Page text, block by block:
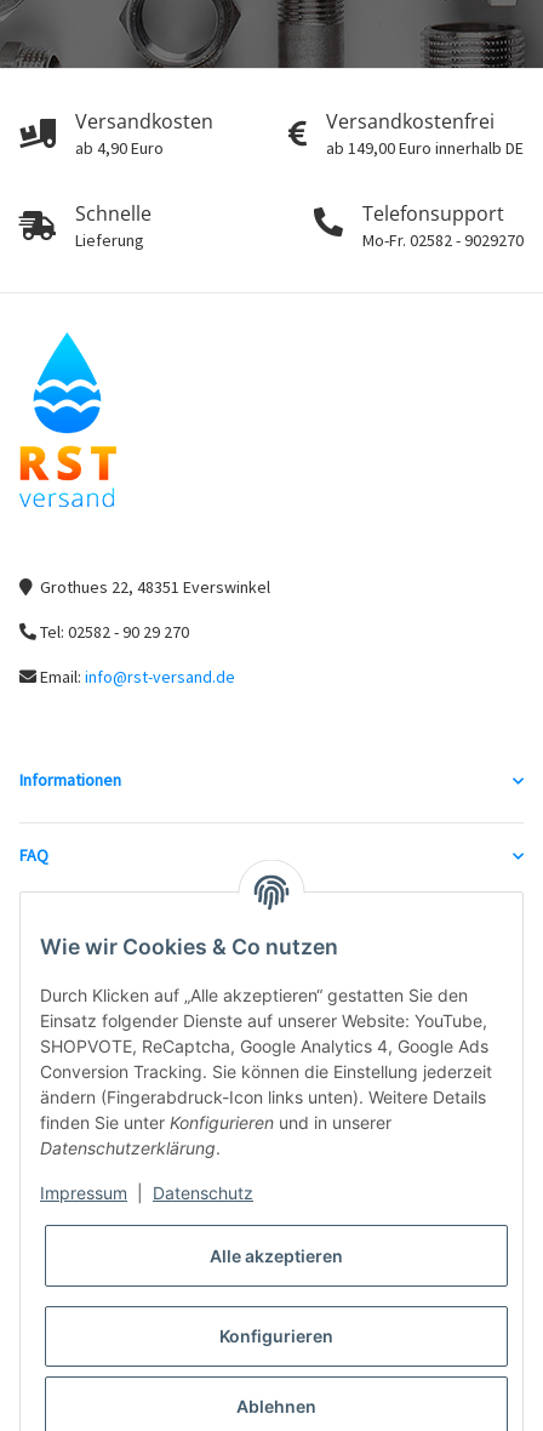
Wie wir Cookies & Co nutzen
Durch Klicken auf „Alle akzeptieren“ gestatten Sie den
Einsatz folgender Dienste auf unserer Website: YouTube,
SHOPVOTE, ReCaptcha, Google Analytics 4, Google Ads
Conversion Tracking. Sie können die Einstellung jederzeit
ändern (Fingerabdruck-Icon links unten). Weitere Details
finden Sie unter Konfigurieren und in unserer
Datenschutzerklärung.
Impressum Datenschutz
Alle akzeptieren
Konfigurieren
Ablehnen
Versandkosten
ab 4,90 Euro
Versandkostenfrei
ab 149,00 Euro innerhalb DE
Schnelle
Lieferung
Telefonsupport
Mo-Fr. 02582 - 9029270
Grothues 22, 48351 Everswinkel
Tel: 02582 - 90 29 270
Email: info@rst-versand.de
Informationen
FAQ
unsere Partner
* Alle Preise inkl. gesetzlicher USt., zzgl.